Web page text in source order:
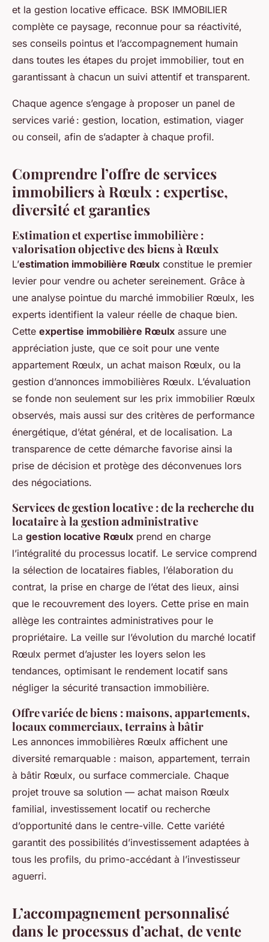
et la gestion locative efficace. BSK IMMOBILIER
complète ce paysage, reconnue pour sa réactivité,
ses conseils pointus et l’accompagnement humain
dans toutes les étapes du projet immobilier, tout en
garantissant à chacun un suivi attentif et transparent.
Chaque agence s’engage à proposer un panel de
services varié : gestion, location, estimation, viager
ou conseil, afin de s’adapter à chaque profil.
Comprendre l’offre de services
immobiliers à Rœulx : expertise,
diversité et garanties
Estimation et expertise immobilière :
valorisation objective des biens à Rœulx
L’estimation immobilière Rœulx constitue le premier
levier pour vendre ou acheter sereinement. Grâce à
une analyse pointue du marché immobilier Rœulx, les
experts identifient la valeur réelle de chaque bien.
Cette expertise immobilière Rœulx assure une
appréciation juste, que ce soit pour une vente
appartement Rœulx, un achat maison Rœulx, ou la
gestion d’annonces immobilières Rœulx. L’évaluation
se fonde non seulement sur les prix immobilier Rœulx
observés, mais aussi sur des critères de performance
énergétique, d’état général, et de localisation. La
transparence de cette démarche favorise ainsi la
prise de décision et protège des déconvenues lors
des négociations.
Services de gestion locative : de la recherche du
locataire à la gestion administrative
La gestion locative Rœulx prend en charge
l’intégralité du processus locatif. Le service comprend
la sélection de locataires fiables, l’élaboration du
contrat, la prise en charge de l’état des lieux, ainsi
que le recouvrement des loyers. Cette prise en main
allège les contraintes administratives pour le
propriétaire. La veille sur l’évolution du marché locatif
Rœulx permet d’ajuster les loyers selon les
tendances, optimisant le rendement locatif sans
négliger la sécurité transaction immobilière.
Offre variée de biens : maisons, appartements,
locaux commerciaux, terrains à bâtir
Les annonces immobilières Rœulx affichent une
diversité remarquable : maison, appartement, terrain
à bâtir Rœulx, ou surface commerciale. Chaque
projet trouve sa solution — achat maison Rœulx
familial, investissement locatif ou recherche
d’opportunité dans le centre-ville. Cette variété
garantit des possibilités d’investissement adaptées à
tous les profils, du primo-accédant à l’investisseur
aguerri.
L’accompagnement personnalisé
dans le processus d’achat, de vente